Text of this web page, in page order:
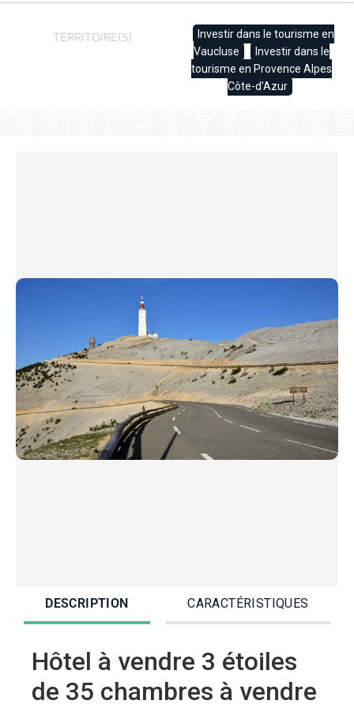
TERRITOIRE(S)
Investir dans le tourisme en
Vaucluse
Investir dans le
tourisme en Provence Alpes
Côte-d’Azur
DESCRIPTION CARACTÉRISTIQUES
Hôtel à vendre 3 étoiles
de 35 chambres à vendre